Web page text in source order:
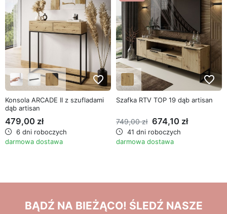
favorite_border
Konsola ARCADE II z szufladami
dąb artisan
479,00 zł
6 dni roboczych
darmowa dostawa
favorite_border
Szafka RTV TOP 19 dąb artisan
749,00 zł 674,10 zł
41 dni roboczych
darmowa dostawa
BĄDŹ NA BIEŻĄCO! ŚLEDŹ NASZE